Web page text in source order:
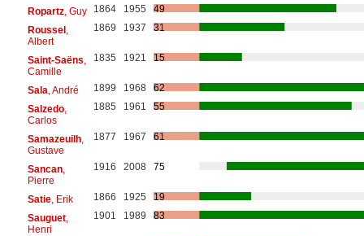
Ropartz, Guy 1864 1955
49
Roussel,
Albert
1869 1937 31
Saint-Saëns
Camille
1835 1921 15
Sala , André 1899 1968
62
Salzedo,
Carlos
1885 1961 55
Samazeuilh,
Gustave
1877 1967 61
Sancan,
Pierre
1916 2008 75
Satie, Erik 1866 1925
19
Sauguet,
Henri
1901 1989 83